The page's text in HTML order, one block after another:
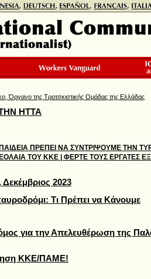
, Όργανο της Τροτσκιστικής Ομάδας της Ελλάδας
ΗΤΤΑ
ΠΡΕΠΕΙ ΝΑ ΣΥΝΤΡΙΨΟΥΜΕ ΤΗΝ
ΤΟΥ ΚΚΕ | ΦΕΡΤΕ ΤΟΥΣ ΕΡΓΑΤΕΣ
Δεκέμβριος 2023
Τι Πρέπει να Κάνουμε
για την Απελευθέρωση της
ΚΚΕ/ΠΑΜΕ!